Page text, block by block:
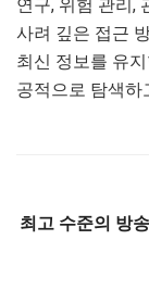
연구, 위험 관리,
사려 깊은 접근
최신 정보를 유
공적으로 탐색하
최고 수준의 방